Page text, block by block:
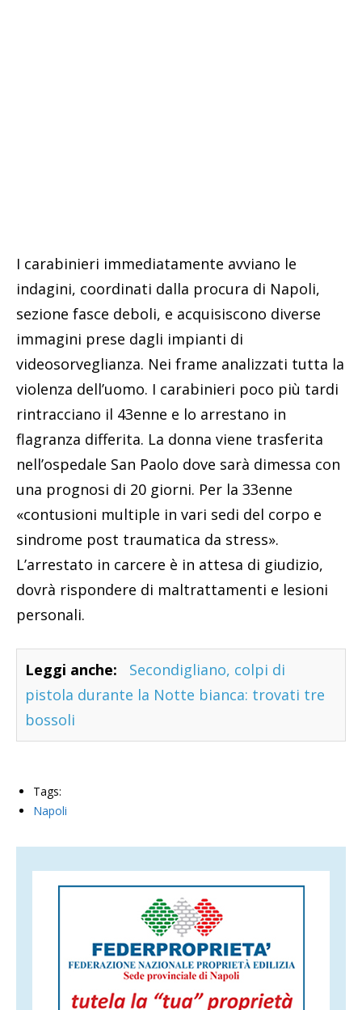
I carabinieri immediatamente avviano le
indagini, coordinati dalla procura di Napoli,
sezione fasce deboli, e acquisiscono diverse
immagini prese dagli impianti di
videosorveglianza. Nei frame analizzati tutta la
violenza dell’uomo. I carabinieri poco più tardi
rintracciano il 43enne e lo arrestano in
flagranza differita. La donna viene trasferita
nell’ospedale San Paolo dove sarà dimessa con
una prognosi di 20 giorni. Per la 33enne
«contusioni multiple in vari sedi del corpo e
sindrome post traumatica da stress».
L’arrestato in carcere è in attesa di giudizio,
dovrà rispondere di maltrattamenti e lesioni
personali.
Leggi anche:
Secondigliano, colpi di
pistola durante la Notte bianca: trovati tre
bossoli
Tags:
Napoli